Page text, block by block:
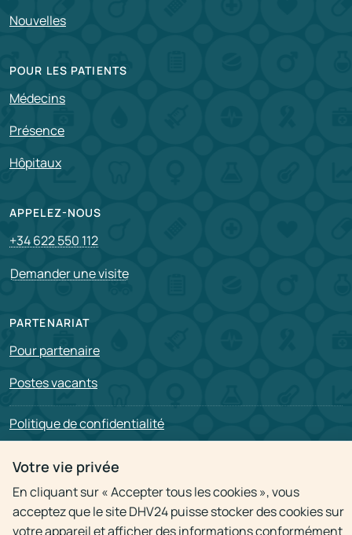
Votre vie privée
En cliquant sur « Accepter tous les cookies », vous
acceptez que le site DHV24 puisse stocker des cookies sur
votre appareil et afficher des informations conformément
Nouvelles
POUR LES PATIENTS
Médecins
Présence
Hôpitaux
APPELEZ-NOUS
+34 622 550 112
Demander une visite
PARTENARIAT
Pour partenaire
Postes vacants
Politique de confidentialité
© 2009 - 2026Visite à domicile du médecin 24h
L&#39;utilisation de matériaux n&#39;est autorisée qu&#39;avec le lien